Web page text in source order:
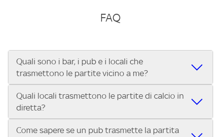
FAQ
Quali sono i bar, i pub e i locali che
trasmettono le partite vicino a me?
Se cerchi un bar, pub, ristorante o locale vicino a te per
vedere le partite di Serie A ENILIVE, la Serie C Sky Wifi, la
UEFA Champions League, la UEFA Europa League, la UEFA
Conference League, il Tennis, la Formula 1®, la MotoGP™ e
Quali locali trasmettono le partite di calcio in
diretta?
Vuoi sapere quali bar, pub o ristoranti mostrano le partite
Come sapere se un pub trasmette la partita